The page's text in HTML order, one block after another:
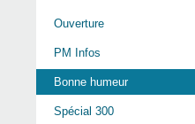
Ouverture
PM Infos
Bonne humeur
Spécial 300